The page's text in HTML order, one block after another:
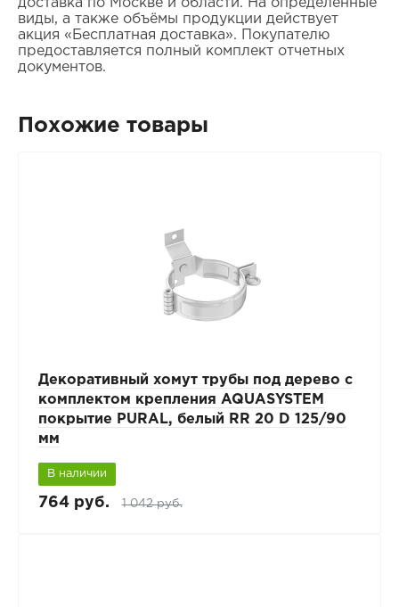
доставка по Москве и области. На определённые
виды, а также объёмы продукции действует
акция «Бесплатная доставка». Покупателю
предоставляется полный комплект отчетных
документов.
Похожие товары
Декоративный хомут трубы под дерево с
комплектом крепления AQUASYSTEM
покрытие PURAL, белый RR 20 D 125/90
мм
В наличии
764 руб. 1 042 руб.